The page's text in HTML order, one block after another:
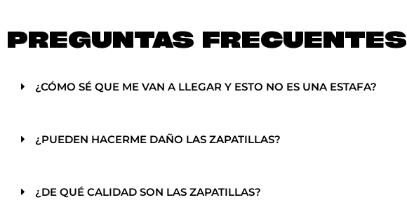
PREGUNTAS FRECUENTES
¿CÓMO SÉ QUE ME VAN A LLEGAR Y ESTO NO ES UNA ESTAFA?
¿PUEDEN HACERME DAÑO LAS ZAPATILLAS?
¿DE QUÉ CALIDAD SON LAS ZAPATILLAS?